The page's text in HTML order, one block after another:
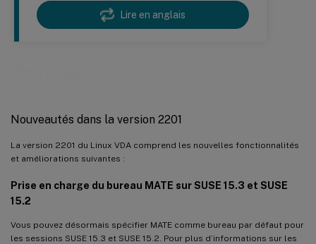
Lire en anglais
Nouveautés dans la version 2201
La version 2201 du Linux VDA comprend les nouvelles fonctionnalités
et améliorations suivantes :
Prise en charge du bureau MATE sur SUSE 15.3 et SUSE
15.2
Vous pouvez désormais spécifier MATE comme bureau par défaut pour
les sessions SUSE 15.3 et SUSE 15.2. Pour plus d’informations sur les